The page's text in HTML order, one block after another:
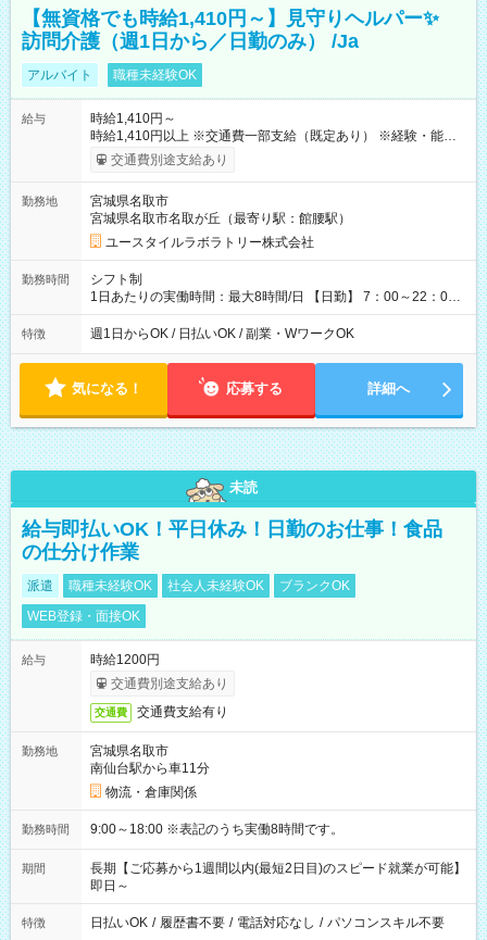
【無資格でも時給1,410円～】見守りヘルパー✨
訪問介護（週1日から／日勤のみ） /Ja
アルバイト 職種未経験OK
給与
時給1,410円～
時給1,410円以上 ※交通費一部支給（既定あり） ※経験・能力を
考慮して決定します 【収入例】 週1回勤務の場合：1,410円×8時
間×4回=4万5,120円 週3回勤務の場合：1,410円×8時間×12回
5,600円 【試用期間】試用期間あり 試用期間の長さ：2ヶ月
※ 雇用形態と給与に、本採用時と異なる部分があります。 雇用
形態：本採用時と同じです。 給与：時給 1,040円以上
交通費別途支給あり
勤務地
宮城県名取市
宮城県名取市名取が丘（最寄り駅：館腰駅）
ユースタイルラボラトリー株式会社
勤務時間
シフト制
1日あたりの実働時間：最大8時間/日 【日勤】 7：00～22：00
の間で8時間勤務（休憩時間は法定通り） ※週1日～OK ／ 夜勤
なし ＊＊ 勤務時間例 ＊＊ ■8時から17時 ■9時から18時 ■10
定（毎週同じ曜日勤務）
特徴 週1日からOK / 日払いOK / 副業・WワークOK
気になる！ 応募する 詳細へ
未読
給与即払いOK！平日休み！日勤のお仕事！食品
の仕分け作業
派遣 職種未経験OK 社会人未経験OK
ブランクOK
WEB登録・面接OK
給与
時給1200円
交通費別途支給あり
交通費 交通費支給有り
勤務地
宮城県名取市
南仙台駅から車11分
物流・倉庫関係
勤務時間 9:00～18:00 ※表記のうち実働8時間です。
期間
長期【ご応募から1週間以内(最短2日目)のスピード就業が可能】
即日～
特徴 日払いOK / 履歴書不要 / 電話対応なし / パソコンスキル不要